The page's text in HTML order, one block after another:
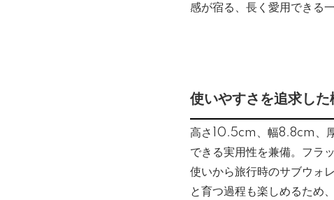
感が宿る、長く愛用できる一
使いやすさを追求し
高さ10.5cm、幅8.8cm、
できる実用性を兼備。フラ
使いから旅行時のサブウォ
と育つ過程も楽しめるため